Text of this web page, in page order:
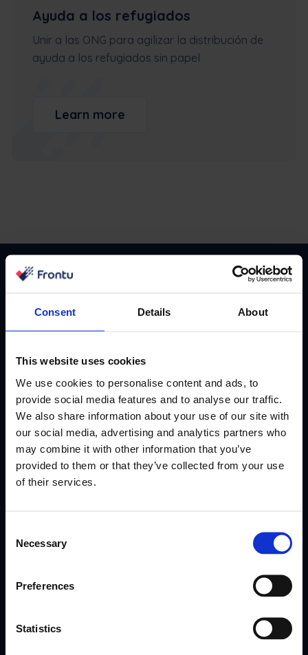
Consent Details About
This website uses cookies
We use cookies to personalise content and ads, to
provide social media features and to analyse our traffic.
We also share information about your use of our site with
our social media, advertising and analytics partners who
may combine it with other information that you’ve
provided to them or that they’ve collected from your use
of their services.
Selection
Necessary
Preferences
Statistics
Ayuda a los refugiados
Unir a las ONG para agilizar la distribución de
ayuda a los refugiados sin papel
Learn more
La ventaja mensual de su equipo
Buscamos e informamos sobre casos prácticos,
ahora mismo.
Suscríbete